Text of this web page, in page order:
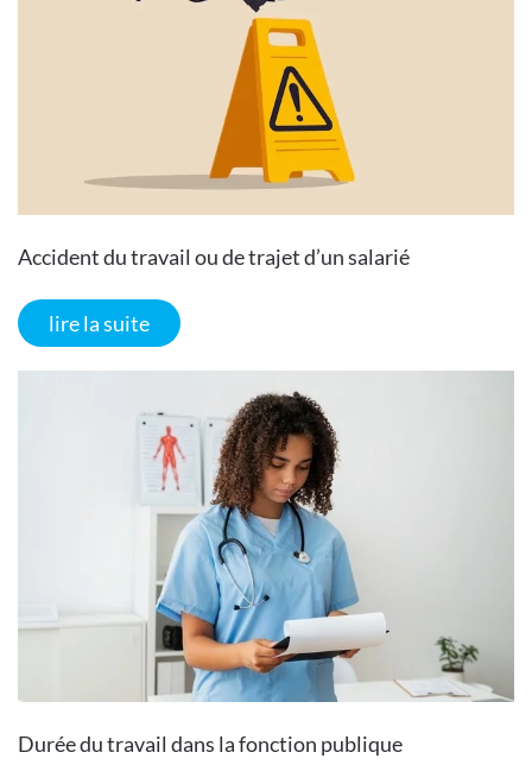
Accident du travail ou de trajet d’un salarié
lire la suite
Durée du travail dans la fonction publique